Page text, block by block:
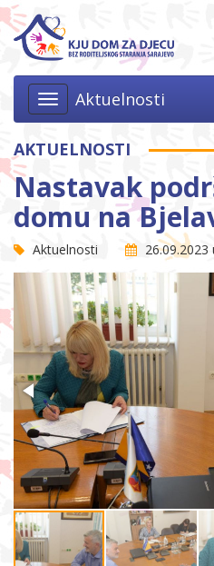
Toggle
navigation
Aktuelnosti
AKTUELNOSTI
Nastavak
domu na
Aktuelnosti 26.09.2023